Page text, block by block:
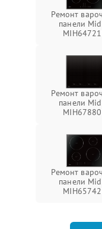
Ремонт
панели
Ремонт
панели
Ремонт
панели